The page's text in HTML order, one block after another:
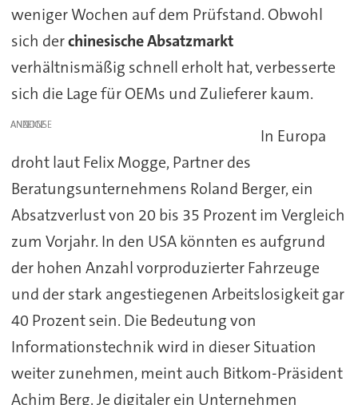
weniger Wochen auf dem Prüfstand. Obwohl
sich derchinesische Absatzmarkt
verhältnismäßig schnell erholt hat, verbesserte
sich die Lage für OEMs und Zulieferer kaum.
ANZEIGE
In Europa
droht laut Felix Mogge, Partner des
Beratungsunternehmens Roland Berger, ein
Absatzverlust von 20 bis 35 Prozent im Vergleich
zum Vorjahr. In den USA könnten es aufgrund
der hohen Anzahl vorproduzierter Fahrzeuge
und der stark angestiegenen Arbeitslosigkeit gar
40 Prozent sein. Die Bedeutung von
Informationstechnik wird in dieser Situation
weiter zunehmen, meint auch Bitkom-Präsident
Achim Berg. Je digitaler ein Unternehmen